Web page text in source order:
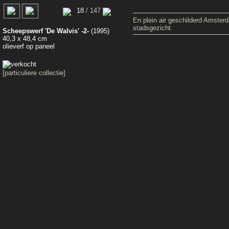
18 / 147
Scheepswerf 'De Walvis' -2- (1995)
40,3 x 48,4 cm
olieverf op paneel
[particuliere collectie]
En plein air geschilderd
stadsgezicht.